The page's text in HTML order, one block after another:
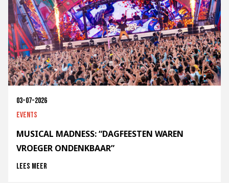
03-07-2026
Events
MUSICAL MADNESS: “DAGFEESTEN WAREN
VROEGER ONDENKBAAR”
Lees meer